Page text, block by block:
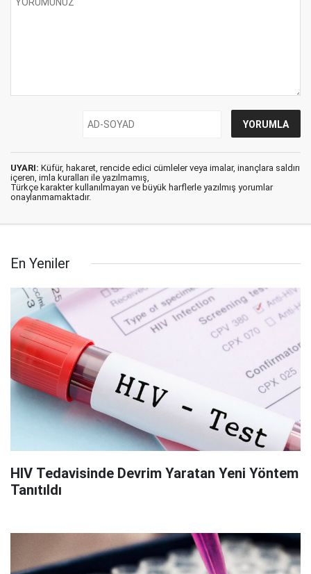
UYARI: Küfür, hakaret, rencide edici cümleler veya imalar, inançlara saldırı
içeren, imla kuralları ile yazılmamış,
Türkçe karakter kullanılmayan ve büyük harflerle yazılmış yorumlar
onaylanmamaktadır.
En Yeniler
HIV Tedavisinde Devrim Yaratan Yeni Yöntem
Tanıtıldı